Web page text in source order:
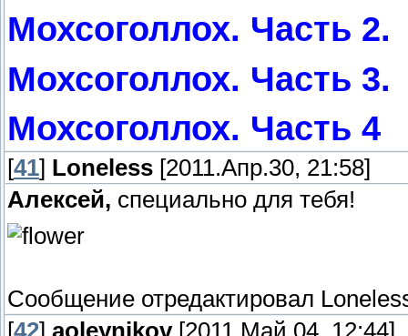
Мохсоголлох. Часть 2.
Мохсоголлох. Часть 3.
Мохсоголлох. Часть 4
[41] Loneless [2011.Апр.30, 21:58]
Алексей, специально для тебя!
Сообщение отредактировал
[42] aoleynikov[2011.Май.04, 12:44]